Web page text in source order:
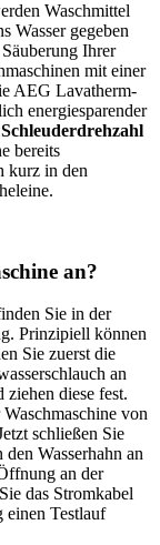
Waschmittel
Wasser gegeben
Ihrer
mit einer
AEG Lavatherm-
energiesparender
bereits
kurz in den
an?
Sie in der
Prinzipiell können
Sie zuerst die
an
ziehen diese fest.
von
schließen Sie
Wasserhahn an
an der
das Stromkabel
einen Testlauf